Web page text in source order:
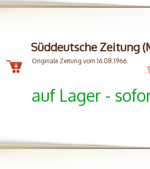
Süddeutsche Zeitung
Originale Zeitung vom 16.08.1966
auf Lager -